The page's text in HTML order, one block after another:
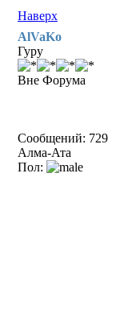
Наверх
AlVaKo
Гуру
Вне Форума
Сообщений: 729
Алма-Ата
Пол: